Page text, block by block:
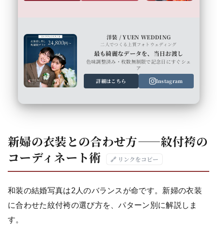
洋装 / YUEN WEDDING
二人でつくる上質フォトウェディング
最も綺麗なデータを、当日お渡し
色味調整済み・枚数無制限で記念日にすぐシェ
ア
詳細はこちら
Instagram
新婦の衣装との合わせ方——紋付袴の
コーディネート術
🔗 リンクをコピー
和装の結婚写真は2人のバランスが命です。新婦の衣装
に合わせた紋付袴の選び方を、パターン別に解説しま
す。